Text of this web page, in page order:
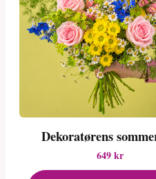
Dekoratørens
649 kr